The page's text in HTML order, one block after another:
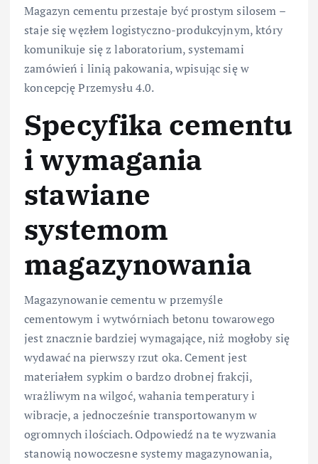
Magazyn cementu przestaje być prostym silosem –
staje się węzłem logistyczno-produkcyjnym, który
komunikuje się z laboratorium, systemami
zamówień i linią pakowania, wpisując się w
koncepcję Przemysłu 4.0.
Specyfika cementu
i wymagania
stawiane
systemom
magazynowania
Magazynowanie cementu w przemyśle
cementowym i wytwórniach betonu towarowego
jest znacznie bardziej wymagające, niż mogłoby się
wydawać na pierwszy rzut oka. Cement jest
materiałem sypkim o bardzo drobnej frakcji,
wrażliwym na wilgoć, wahania temperatury i
wibracje, a jednocześnie transportowanym w
ogromnych ilościach. Odpowiedź na te wyzwania
stanowią nowoczesne systemy magazynowania,